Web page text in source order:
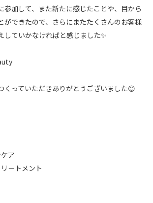
参加して、また新たに感じたことや、目から
ができたので、さらにまたたくさんのお客様
していかなければと感じました✨
くっていただきありがとうございました😊
ア
ートメント